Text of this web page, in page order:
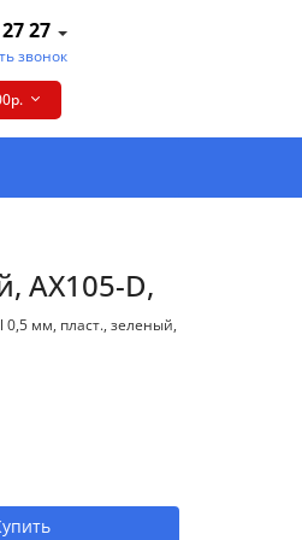
27
звонок
AX105-D,
мм, пласт., зеленый,